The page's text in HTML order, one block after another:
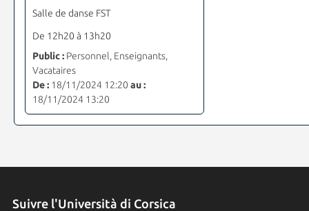
Salle de danse FST
De 12h20 à 13h20
Public :Personnel, Enseignants,
Vacataires
De :18/11/2024 12:20 au :
18/11/2024 13:20
Suivre l'Università di Corsica